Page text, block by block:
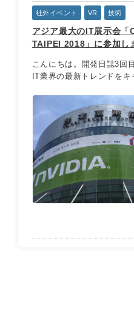
社外イベント VR 技術
アジア最大のIT展示会「
TAIPEI 2018」に参加し
こんにちは。開発日誌3回
IT業界の最新トレンドをキ